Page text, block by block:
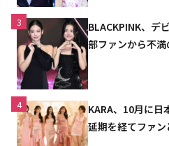
3
BLACKPINK、デ
部ファンから不
4
KARA、10月に日
延期を経てファ